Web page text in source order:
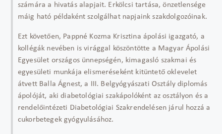
számára a hivatás alapjait. Erkölcsi tartása, önzetlensége
máig ható példaként szolgálhat napjaink szakdolgozóinak.
Ezt követően, Pappné Kozma Krisztina ápolási igazgató, a
kollégák nevében is virággal köszöntötte a Magyar Ápolási
Egyesület országos ünnepségén, kimagasló szakmai és
egyesületi munkája elismeréseként kitüntető oklevelet
átvett Balla Ágnest, a III. Belgyógyászati Osztály diplomás
ápolóját, aki diabetológiai szakápolóként az osztályon és a
rendelőintézeti Diabetológiai Szakrendelésen járul hozzá a
cukorbetegek gyógyulásához.